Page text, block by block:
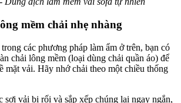
mềm chải nhẹ nhàng
các phương pháp làm ẩm ở trên, bạn có
chải lông mềm (loại dùng chải quần áo) để
mặt vải. Hãy nhớ chải theo một chiều thống
sợi vải bị rối và sắp xếp chúng lại ngay ngắn,